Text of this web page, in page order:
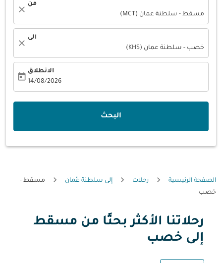
من
مسقط - سلطنة عمان (MCT)
close
الى
خصب - سلطنة عمان (KHS)
close
الانطلاق
14/08/2026
today
البحث
الصفحة الرئيسية رحلات إلى سلطنة عُمان
مسقط -
خصب
رحلاتنا الأكثر بحثًا من مسقط
إلى خصب
حاول تحديث الرحلة (مغادرة و/أو وجهة) أو التفاعل مع